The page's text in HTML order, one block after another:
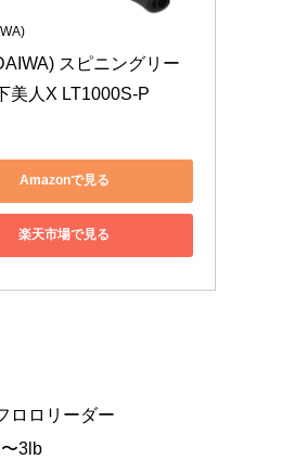
スピニングリー
美人X LT1000S-P
Amazonで見る
楽天市場で見る
ロロリーダー
3lb